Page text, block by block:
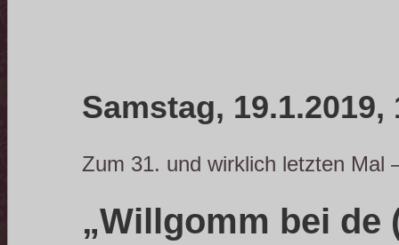
Samstag, 19.1.2019,
Zum 31. und wirklich letzten Mal
„Willgomm bei de